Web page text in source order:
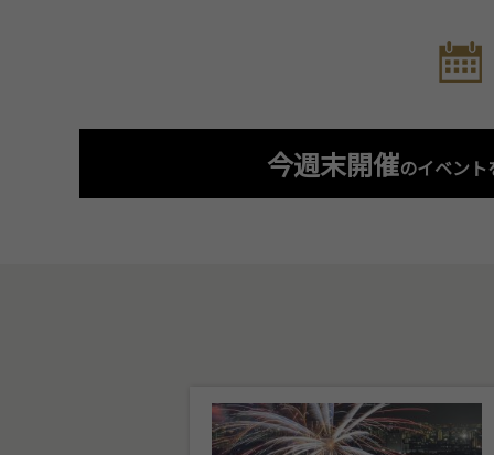
今週末開催のイベント